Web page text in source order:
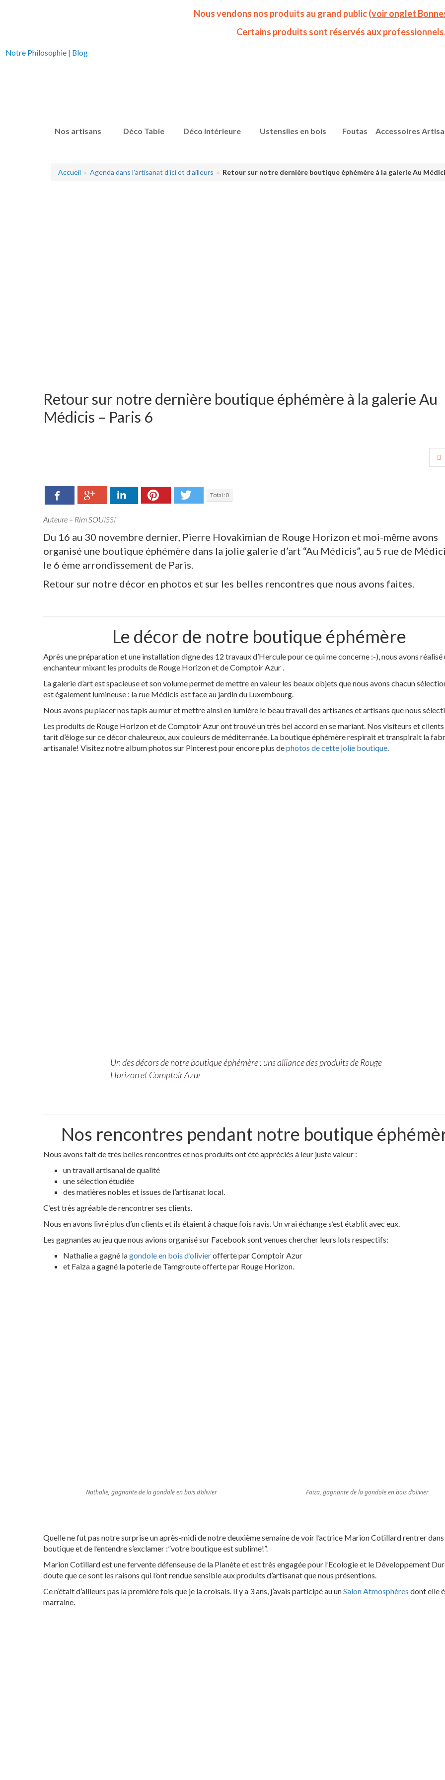
Nos artisans Déco Table Déco Intérieure Ustensiles en bois Foutas Accessoires
Nous vendons nos produits au grand public (voir onglet
Certains produits sont réservés aux
Notre Philosophie | Blog
Accueil Agenda dans l’artisanat d’ici et d’ailleurs Retour sur notre dernière boutique éphémère à la galerie Au
Retour sur notre dernière boutique éphémère à la galerie Au
Médicis – Paris 6
Facebook Google+ LinkedIn Pinterest Twitter
Total :0
Auteure – Rim SOUISSI
Du 16 au 30 novembre dernier, Pierre Hovakimian de Rouge Horizon et moi-même avons
organisé une boutique éphémère dans la jolie galerie d’art “Au Médicis”, au 5 rue de
le 6 ème arrondissement de Paris.
Retour sur notre décor en photos et sur les belles rencontres que nous avons faites.
Le décor de notre boutique éphémère
Après une préparation et une installation digne des 12 travaux d’Hercule pour ce qui me concerne :-), nous avons réalisé
enchanteur mixant les produits de Rouge Horizon et de Comptoir Azur .
La galerie d’art est spacieuse et son volume permet de mettre en valeur les beaux objets que nous avons chacun
est également lumineuse : la rue Médicis est face au jardin du Luxembourg.
Nous avons pu placer nos tapis au mur et mettre ainsi en lumière le beau travail des artisanes et artisans que nous
Les produits de Rouge Horizon et de Comptoir Azur ont trouvé un très bel accord en se mariant. Nos visiteurs et clients
tarit d’éloge sur ce décor chaleureux, aux couleurs de méditerranée. La boutique éphémère respirait et transpirait la
artisanale! Visitez notre album photos sur Pinterest pour encore plus dephotos de cette jolie boutique
Un des décors de notre boutique éphémère : uns alliance des produits de Rouge
Horizon et Comptoir Azur
Nos rencontres pendant notre boutique
Nous avons fait de très belles rencontres et nos produits ont été appréciés à leur juste valeur :
un travail artisanal de qualité
une sélection étudiée
des matières nobles et issues de l’artisanat local.
C’est très agréable de rencontrer ses clients.
Nous en avons livré plus d’un clients et ils étaient à chaque fois ravis. Un vrai échange s’est établit avec eux.
Les gagnantes au jeu que nous avions organisé sur Facebook sont venues chercher leurs lots respectifs:
Nathalie a gagné lagondole en bois d’olivierofferte par Comptoir Azur
et Faiza a gagné la poterie de Tamgroute offerte par Rouge Horizon.
Nathalie, gagnante de la gondole en bois d’olivier Faiza, gagnante de la gondole en bois d’olivier
Quelle ne fut pas notre surprise un après-midi de notre deuxième semaine de voir l’actrice Marion Cotillard rentrer
boutique et de l’entendre s’exclamer :”votre boutique est sublime!”.
Marion Cotillard est une fervente défenseuse de la Planète et est très engagée pour l’Ecologie et le Développement
doute que ce sont les raisons qui l’ont rendue sensible aux produits d’artisanat que nous présentions.
Ce n’était d’ailleurs pas la première fois que je la croisais. Il y a 3 ans, j’avais participé au unSalon Atmosphères dont elle
marraine.